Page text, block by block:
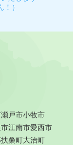
）
瀬戸市小牧市
江南市愛西市
桑町大治町